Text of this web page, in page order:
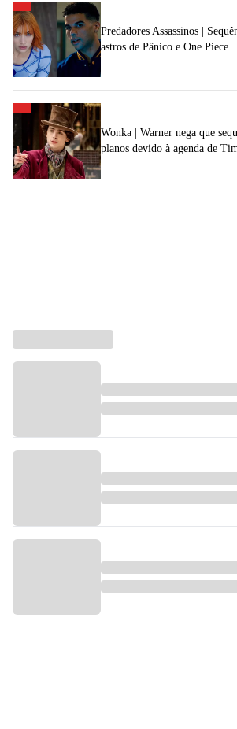
Predadores Assassinos |
astros de Pânico e One Piece
Wonka | Warner nega que
planos devido à agenda de